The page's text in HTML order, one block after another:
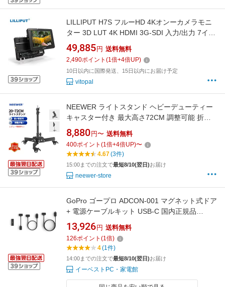
LILLIPUT H7S フルーHD 4Kオンーカメラモニ
ター 3D LUT 4K HDMI 3G-SDI 入力/出力 7イン
チ 1920x1080 LCDモニター 1800cd/m2 カメラ
フィールドモニター
49,885 円 送料無料
2,490ポイント (1倍+4倍UP)
10日以内に国際発送、15日以内にお届け予定
vitopal
NEEWER ライトスタンド ヘビーデューティー
キャスター付き 最大高さ72CM 調整可能 折り
たたみ式三脚スタンド 写真ホイールベーススタ
ンド 写真スタジオソフトボックス、モノライト
とその他の写真機器に対応 ST72
8,880 円〜 送料無料
400ポイント (1倍+4倍UP)〜
4.67(3件)
15:00までの注文で最短8/10(翌日)お届け
neewer-store
GoPro ゴープロ ADCON-001 マグネット式ドア
+ 電源ケーブルキット USB-C 国内正規品
ADCON001
13,926 円 送料無料
126ポイント (1倍)
4(1件)
14:00までの注文で最短8/10(翌日)お届け
イーベストPC・家電館